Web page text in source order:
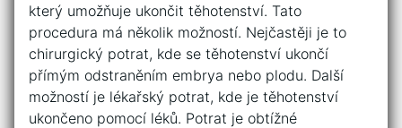
který umožňuje ukončit těhotenství. Tato
procedura má několik možností. Nejčastěji je to
chirurgický potrat, kde se těhotenství ukončí
přímým odstraněním embrya nebo plodu. Další
možností je lékařský potrat, kde je těhotenství
ukončeno pomocí léků. Potrat je obtížné